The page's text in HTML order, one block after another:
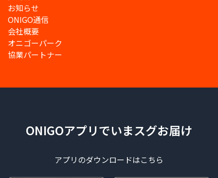
お知らせ
ONIGO通信
会社概要
オニゴーパーク
協業パートナー
ONIGOアプリでいまスグお届け
アプリのダウンロードはこちら